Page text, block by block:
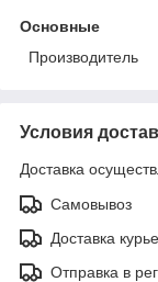
Основные
Производитель
Условия
Доставка
Самовывоз
Доставка
Отправка в